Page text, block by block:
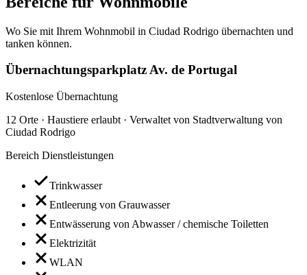
Wo Sie mit Ihrem Wohnmobil in Ciudad Rodrigo übernachten und
tanken können.
Übernachtungsparkplatz Av. de Portugal
Kostenlose Übernachtung
12 Orte · Haustiere erlaubt · Verwaltet von Stadtverwaltung von
Ciudad Rodrigo
Bereich Dienstleistungen
Trinkwasser
Entleerung von Grauwasser
Entwässerung von Abwasser / chemische Toiletten
Elektrizität
WLAN